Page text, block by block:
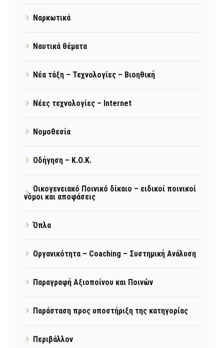
Ναρκωτικά
Ναυτικά θέματα
Νέα τάξη – Τεχνολογίες – Βιοηθική
Νέες τεχνολογίες – Internet
Νομοθεσία
Οδήγηση – Κ.Ο.Κ.
Οικογενειακό Ποινικό δίκαιο – ειδικοί ποινικοί
νόμοι και αποφάσεις
Όπλα
Οργανικότητα – Coaching – Συστημική Ανάλυση
Παραγραφή Αξιοποίνου και Ποινών
Παράσταση προς υποστήριξη της κατηγορίας
Περιβάλλον